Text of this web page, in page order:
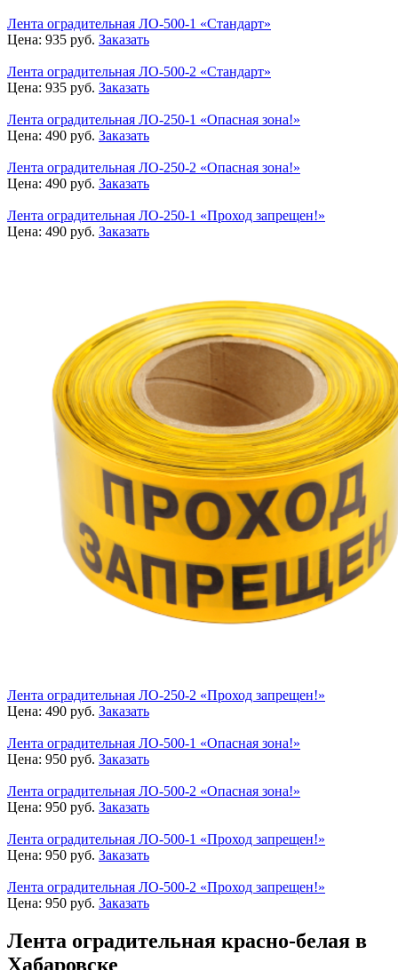
Лента оградительная ЛО-500-1 «Стандарт»
Цена: 935 руб. Заказать
Лента оградительная ЛО-500-2 «Стандарт»
Цена: 935 руб. Заказать
Лента оградительная ЛО-250-1 «Опасная зона!»
Цена: 490 руб. Заказать
Лента оградительная ЛО-250-2 «Опасная зона!»
Цена: 490 руб. Заказать
Лента оградительная ЛО-250-1 «Проход запрещен!»
Цена: 490 руб. Заказать
Лента оградительная ЛО-250-2 «Проход запрещен!»
Цена: 490 руб. Заказать
Лента оградительная ЛО-500-1 «Опасная зона!»
Цена: 950 руб. Заказать
Лента оградительная ЛО-500-2 «Опасная зона!»
Цена: 950 руб. Заказать
Лента оградительная ЛО-500-1 «Проход запрещен!»
Цена: 950 руб. Заказать
Лента оградительная ЛО-500-2 «Проход запрещен!»
Цена: 950 руб. Заказать
Лента оградительная красно-белая в
Хабаровске